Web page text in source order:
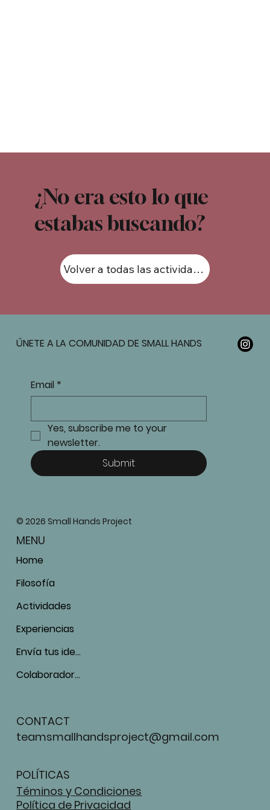
¿No era esto lo que
estabas buscando?
Volver a todas las actividades
ÚNETE A LA COMUNIDAD DE SMALL HANDS
Email *
Yes, subscribe me to your
newsletter.
Submit
MENU
Home
Filosofía
Actividades
Experiencias
Envía tus ideas
Colaboradores
CONTACT
teamsmallhandsproject@gmail.com
POLÍTICAS
Téminos y Condiciones
Política de Privacidad
© 2026 Small Hands Project